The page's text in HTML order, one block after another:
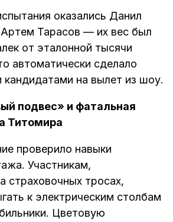
оказались Данил
Тарасов — их вес был
от эталонной тысячи
автоматически сделало
кандидатами на вылет из шоу.
подвес» и фатальная
Титомира
проверило навыки
Участникам,
страховочных тросах,
к электрическим столбам
Цветовую